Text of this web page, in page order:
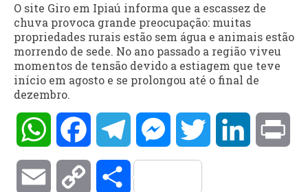
O site Giro em Ipiaú informa que a escassez de
chuva provoca grande preocupação: muitas
propriedades rurais estão sem água e animais estão
morrendo de sede. No ano passado a região viveu
momentos de tensão devido a estiagem que teve
início em agosto e se prolongou até o final de
dezembro.
WhatsAppFacebookTelegramMessengerTwitter LinkedIn
Email Copy Compartilhar